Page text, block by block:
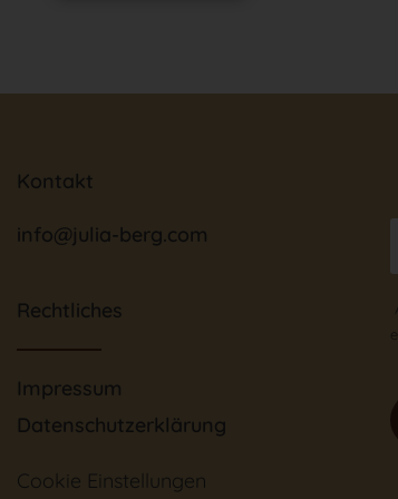
Kontakt
info@julia-berg.com
Rechtliches
Impressum
Datenschutzerklärung
Cookie Einstellungen